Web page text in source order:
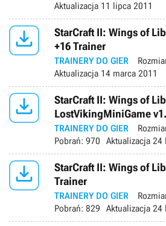
Aktualizacja 11 lipca 2011

StarCraft II: Wings of
+16 Trainer
TRAINERY DO GIER
Aktualizacja 14 marca 2011

StarCraft II: Wings of
LostVikingMiniGame
TRAINERY DO GIER
Pobrań: 970 Aktualizacja 24

StarCraft II: Wings of
Trainer
TRAINERY DO GIER
Pobrań: 829 Aktualizacja 24